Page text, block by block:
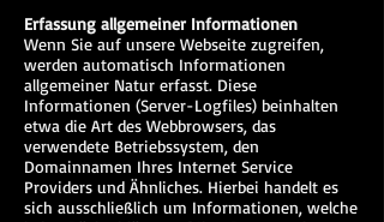
Erfassung allgemeiner Informationen
Wenn Sie auf unsere Webseite zugreifen,
werden automatisch Informationen
allgemeiner Natur erfasst. Diese
Informationen (Server-Logfiles) beinhalten
etwa die Art des Webbrowsers, das
verwendete Betriebssystem, den
Domainnamen Ihres Internet Service
Providers und Ähnliches. Hierbei handelt es
sich ausschließlich um Informationen, welche